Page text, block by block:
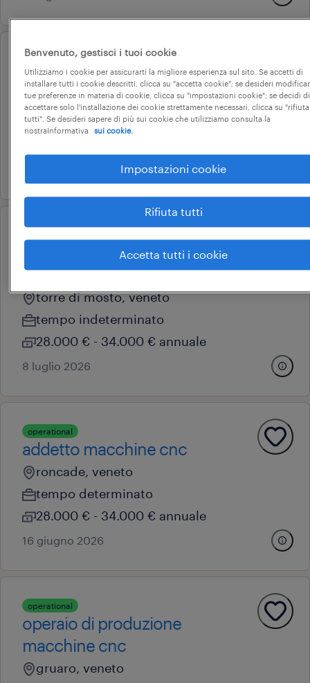
operaio controllo qualità
portogruaro, veneto
tempo determinato
addetto qualità settore
automotive
torre di mosto, veneto
tempo indeterminato
28.000 € - 34.000 € annuale
8 luglio 2026
operational
addetto macchine cnc
roncade, veneto
tempo determinato
28.000 € - 34.000 € annuale
16 giugno 2026
operational
operaio di produzione
macchine cnc
gruaro, veneto
Benvenuto, gestisci i tuoi cookie
Utilizziamo i cookie per assicurarti la migliore esperienza sul sito. Se accetti di
installare tutti i cookie descritti, clicca su "accetta cookie"; se desideri
tue preferenze in materia di cookie, clicca su "impostazioni cookie"; se decidi di
accettare solo l'installazione dei cookie strettamente necessari, clicca su "rifiuta
tutti". Se desideri sapere di più sui cookie che utilizziamo consulta la
nostraInformativa
sui cookie.
Impostazioni cookie
Rifiuta tutti
Accetta tutti i cookie